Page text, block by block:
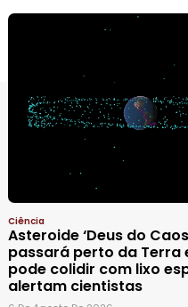
Ciência
Asteroide ‘Deus do
passará perto da Terra
pode colidir com lixo
alertam cientistas